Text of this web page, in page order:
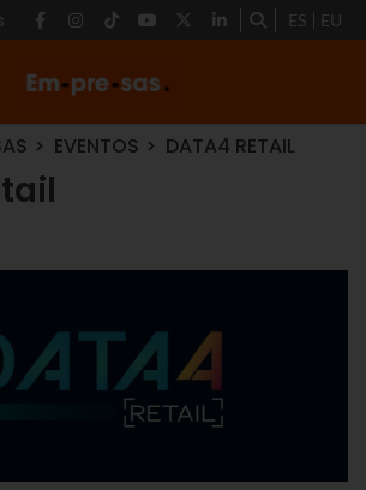
ES EU
EVENTOS DATA4 RETAIL